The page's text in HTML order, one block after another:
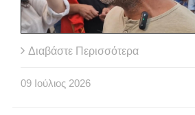
Διαβάστε Περισσότερα
09 Ιούλιος 2026